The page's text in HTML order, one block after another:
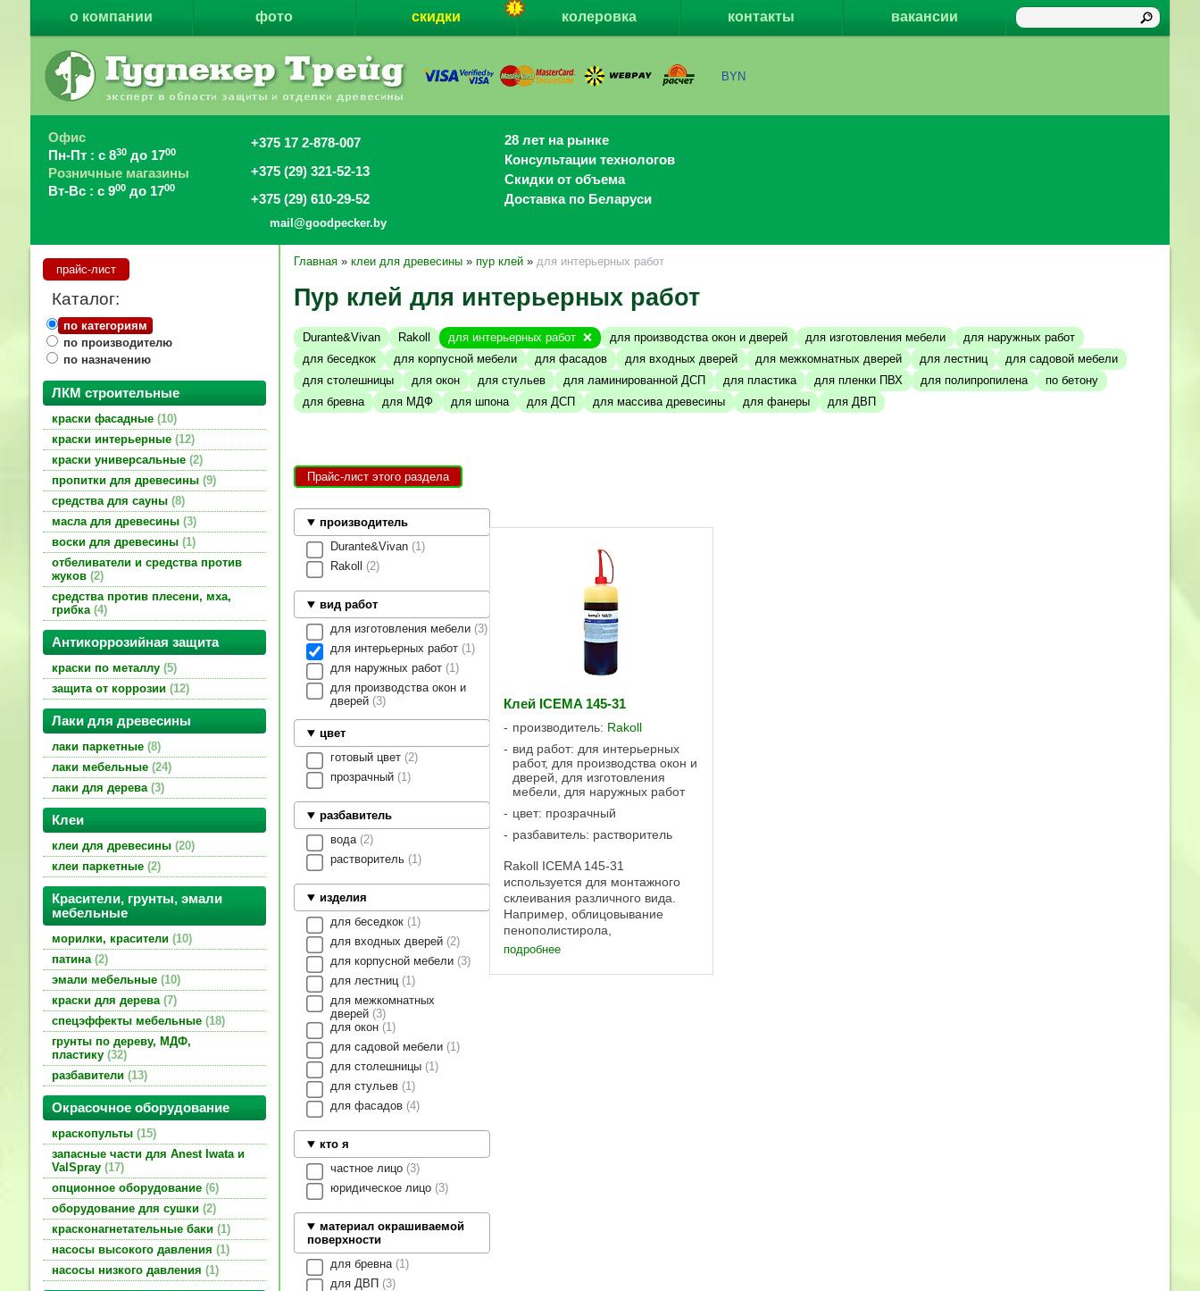
о компании фото скидки колеровка контакты вакансии
BYN
Офис
Пн-Пт : с 830до 1700
Розничные магазины
Вт-Вс : с 900до 1700
+375 17 2-878-007
+375 (29) 321-52-13
+375 (29) 610-29-52
mail@goodpecker.by
28 лет на рынке
Консультации технологов
Скидки от объема
Доставка по Беларуси
прайс-лист
Каталог:
по категориям
по производителю
по назначению
ЛКМ строительные
краски фасадные 10
краски интерьерные 12
краски универсальные 2
пропитки для древесины 9
средства для сауны 8
масла для древесины 3
воски для древесины 1
отбеливатели и средства против
жуков 2
средства против плесени, мха,
грибка 4
Антикоррозийная защита
краски по металлу 5
защита от коррозии 12
Лаки для древесины
лаки паркетные 8
лаки мебельные 24
лаки для дерева 3
Клеи
клеи для древесины 20
клеи паркетные 2
Красители, грунты, эмали
мебельные
морилки, красители 10
патина 2
эмали мебельные 10
краски для дерева 7
спецэффекты мебельные 18
грунты по дереву, МДФ,
пластику 32
разбавители 13
Окрасочное оборудование
краскопульты 15
запасные части для Anest Iwata и
ValSpray 17
опционное оборудование 6
оборудование для сушки 2
красконагнетательные баки 1
насосы высокого давления 1
насосы низкого давления 1
Главная » клеи для древесины » пур клей » для интерьерных работ
Пур клей для интерьерных работ
Durante&Vivan Rakoll для интерьерных работ для производства окон и дверей для изготовления мебели
для наружных работ
для беседкок
для корпусной мебели для фасадов для входных дверей для межкомнатных дверей для лестниц
для садовой мебели
для столешницы
для окон для стульев для ламинированной ДСП для пластика для пленки ПВХ для полипропилена
по бетону
для бревна
для МДФ для шпона для ДСП для массива древесины для фанеры для ДВП
Прайс-лист этого раздела
производитель
Durante&Vivan 1
Rakoll
2
вид работ
для изготовления мебели 3
для интерьерных работ 1
для наружных работ 1
для производства окон и
дверей 3
цвет
готовый цвет 2
прозрачный 1
разбавитель
вода 2
растворитель 1
изделия
для беседкок 1
для входных дверей 2
для корпусной мебели 3
для лестниц 1
для межкомнатных
дверей 3
для окон 1
для садовой мебели 1
для столешницы 1
для стульев 1
для фасадов 4
кто я
частное лицо 3
юридическое лицо 3
материал окрашиваемой
поверхности
для бревна 1
для ДВП
3
Клей ICEMA 145-31
производитель: Rakoll
вид работ: для интерьерных
работ, для производства окон и
дверей, для изготовления
мебели, для наружных работ
цвет: прозрачный
разбавитель: растворитель
Rakoll ICEMA 145-31
используется для монтажного
склеивания различного вида.
Например, облицовывание
пенополистирола,
пенополиуретана, вспененного
стальным листом, полиэстром,
подробнее